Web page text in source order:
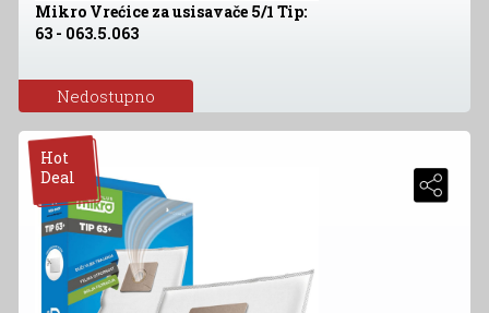
Mikro Vrećice za usisavače 5/1 Tip:
63 - 063.5.063
Nedostupno
Hot
Deal